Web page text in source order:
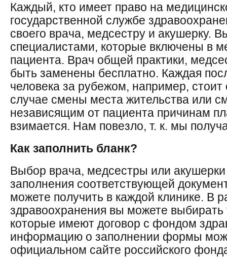
Каждый, кто имеет право на
государственной службе
своего врача, медсестру и акушерку.
специалистами, которые включены в
пациента. Врач общей практики,
быть заменены бесплатно. Каждая
человека за рубежом, например,
случае смены места жительства или
независящим от пациента причинам
взимается. Нам повезло, т. к. мы
Как заполнить бланк?
Выбор врача, медсестры или
заполнения соответствующей
можете получить в каждой клинике. В
здравоохранения вы можете выбирать
которые имеют договор с фондом
информацию о заполнении формы
официальном сайте российского